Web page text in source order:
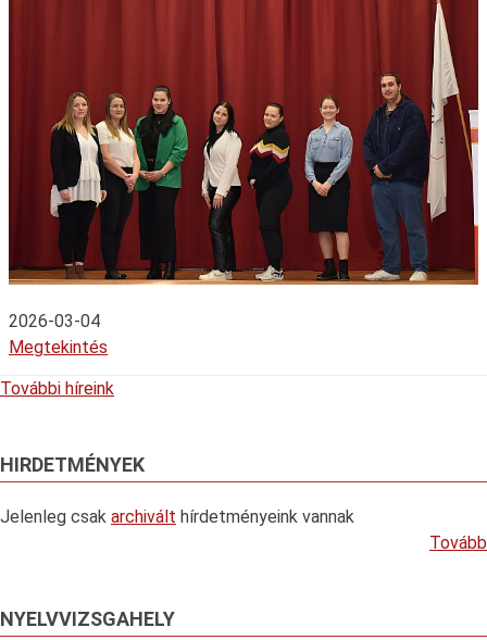
2026-03-04
Megtekintés
További híreink
HIRDETMÉNYEK
Jelenleg csak archivált hírdetményeink vannak
Tovább
NYELVVIZSGAHELY